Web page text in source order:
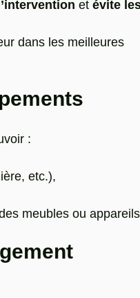
et évite
dans les meilleures
:
etc.),
meubles ou